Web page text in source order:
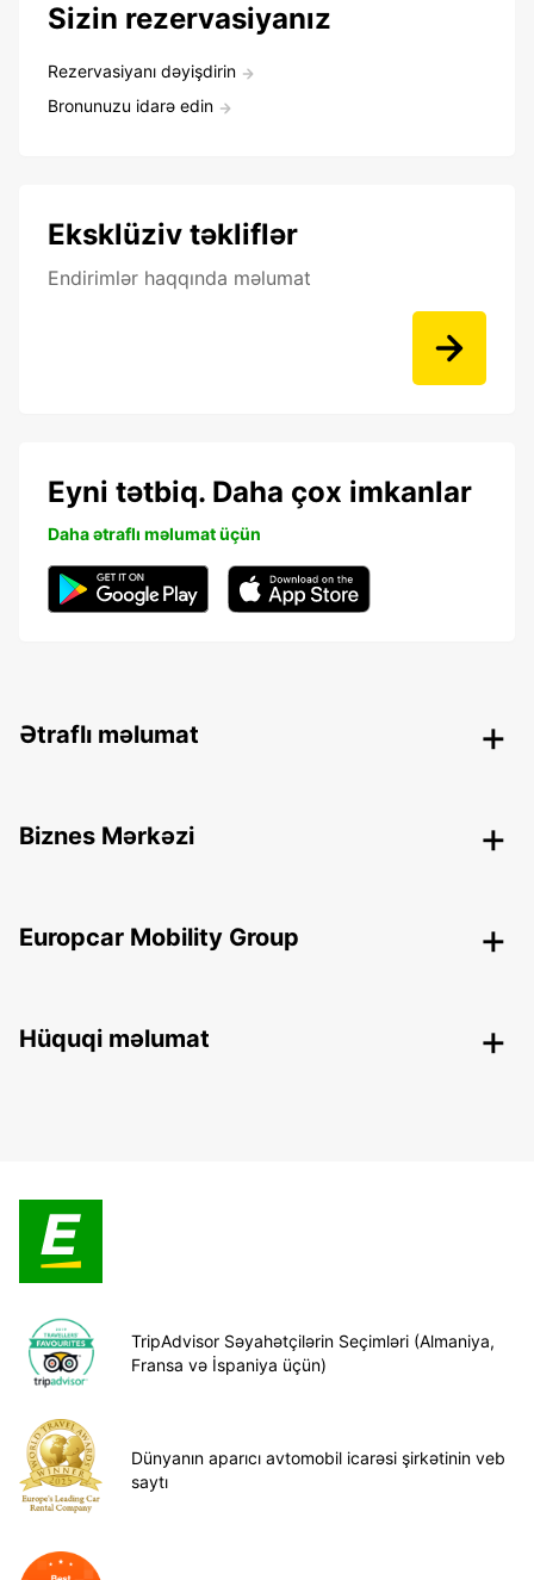
Sizin rezervasiyanız
Rezervasiyanı dəyişdirin
Bronunuzu idarə edin
Eksklüziv təkliflər
Endirimlər haqqında məlumat
Eyni tətbiq. Daha çox imkanlar
Daha ətraflı məlumat üçün
Ətraflı məlumat
Biznes Mərkəzi
Europcar Mobility Group
Hüquqi məlumat
TripAdvisor Səyahətçilərin Seçimləri (Almaniya,
Fransa və İspaniya üçün)
Dünyanın aparıcı avtomobil icarəsi şirkətinin veb
saytı